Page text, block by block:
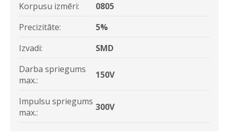
Korpusu izmēri:
0805
Precizitāte:
5%
Izvadi:
SMD
Darba spriegums
max.:
150V
Impulsu spriegums
max.:
300V